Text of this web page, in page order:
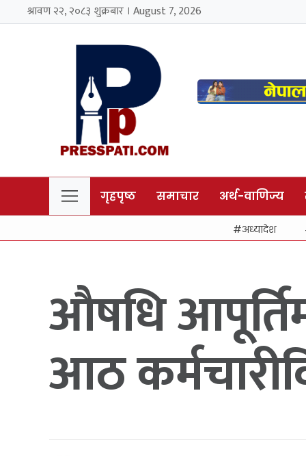
श्रावण २२, २०८३ शुक्रबार । August 7, 2026
गृहपृष्ठ समाचार अर्थ-वाणिज्य
अध्यादेश
औषधि
आठ